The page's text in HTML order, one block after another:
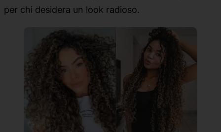
per chi desidera un look radioso.